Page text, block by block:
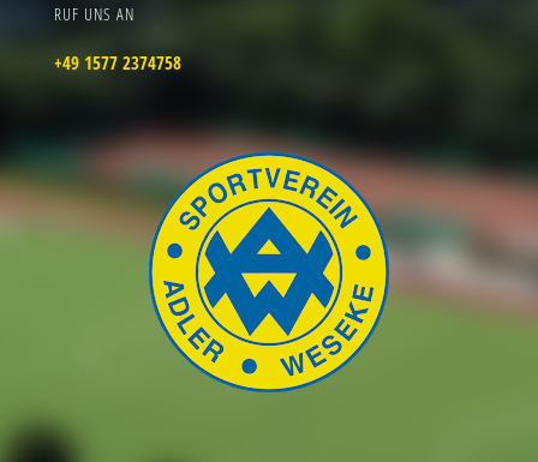
RUF UNS AN
+49 1577 2374758